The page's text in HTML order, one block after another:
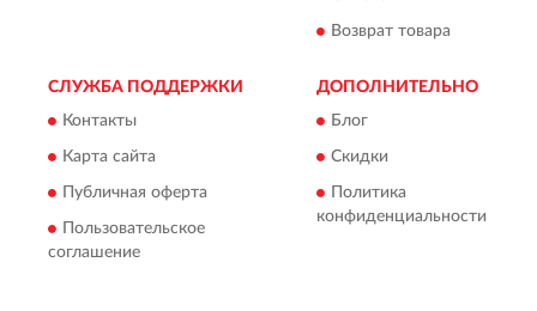
Возврат товара
СЛУЖБА ПОДДЕРЖКИ
Контакты
Карта сайта
Публичная оферта
Пользовательское
соглашение
ДОПОЛНИТЕЛЬНО
Блог
Скидки
Политика
конфиденциальности